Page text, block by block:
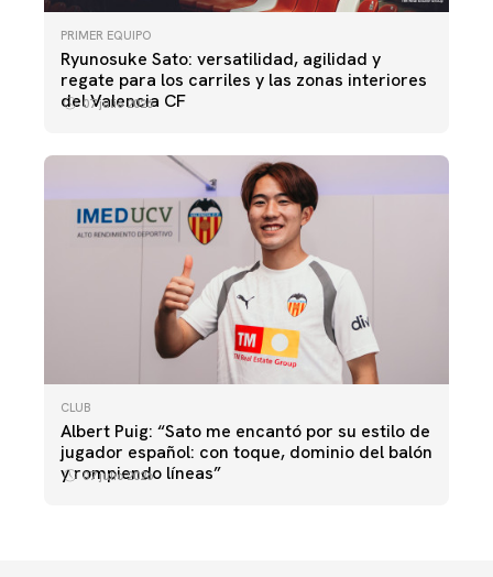
PRIMER EQUIPO
Ryunosuke Sato: versatilidad, agilidad y
regate para los carriles y las zonas interiores
del Valencia CF
07 julio 2026
CLUB
Albert Puig: “Sato me encantó por su estilo de
jugador español: con toque, dominio del balón
y rompiendo líneas”
07 julio 2026